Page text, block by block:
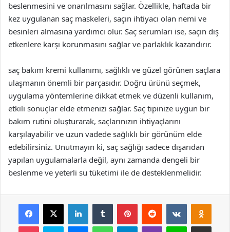
beslenmesini ve onarılmasını sağlar. Özellikle, haftada bir
kez uygulanan saç maskeleri, saçın ihtiyacı olan nemi ve
besinleri almasına yardımcı olur. Saç serumları ise, saçın dış
etkenlere karşı korunmasını sağlar ve parlaklık kazandırır.
saç bakım kremi kullanımı, sağlıklı ve güzel görünen saçlara
ulaşmanın önemli bir parçasıdır. Doğru ürünü seçmek,
uygulama yöntemlerine dikkat etmek ve düzenli kullanım,
etkili sonuçlar elde etmenizi sağlar. Saç tipinize uygun bir
bakım rutini oluşturarak, saçlarınızın ihtiyaçlarını
karşılayabilir ve uzun vadede sağlıklı bir görünüm elde
edebilirsiniz. Unutmayın ki, saç sağlığı sadece dışarıdan
yapılan uygulamalarla değil, aynı zamanda dengeli bir
beslenme ve yeterli su tüketimi ile de desteklenmelidir.
Facebook
X LinkedInTumblr PinterestReddit VKontakte
Pocket Skype MessengerWhatsAppTelegramViber Line E-Posta ile